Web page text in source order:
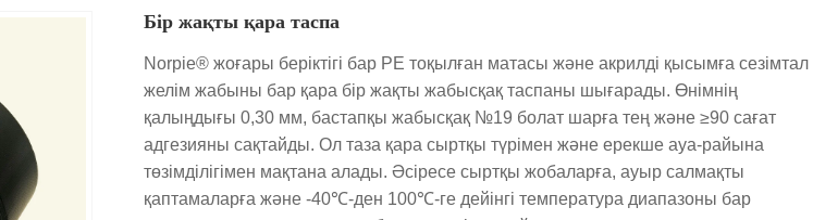
Бір жақты қара таспа
Norpie® жоғары беріктігі бар PE тоқылған матасы және акрилді қысымға сезімтал
желім жабыны бар қара бір жақты жабысқақ таспаны шығарады. Өнімнің
қалыңдығы 0,30 мм, бастапқы жабысқақ №19 болат шарға тең және ≥90 сағат
адгезияны сақтайды. Ол таза қара сыртқы түрімен және ерекше ауа-райына
төзімділігімен мақтана алады. Әсіресе сыртқы жобаларға, ауыр салмақты
қаптамаларға және -40℃-ден 100℃-ге дейінгі температура диапазоны бар